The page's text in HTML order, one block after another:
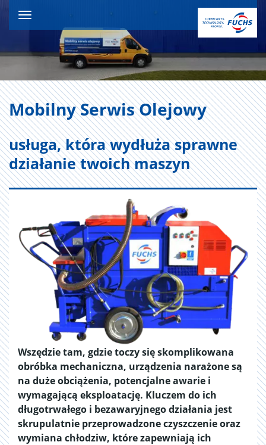
treści
ukryj
nawigację
Mo­bil­ny Ser­wis Ole­jo­wy
usługa, która wydłuża sprawne
działanie twoich maszyn
Wszędzie tam, gdzie toczy się skomplikowana
obróbka mechaniczna, urządzenia narażone są
na duże obciążenia, potencjalne awarie i
wymagającą eksploatację. Kluczem do ich
długotrwałego i bezawaryjnego działania jest
skrupulatnie przeprowadzone czyszczenie oraz
wymiana chłodziw, które zapewniają ich